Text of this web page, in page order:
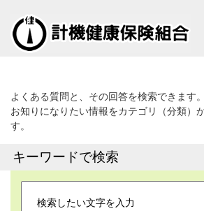
よくある質問と、その回答を検索できます。
お知りになりたい情報をカテゴリ（分類）
す。
キーワードで検索